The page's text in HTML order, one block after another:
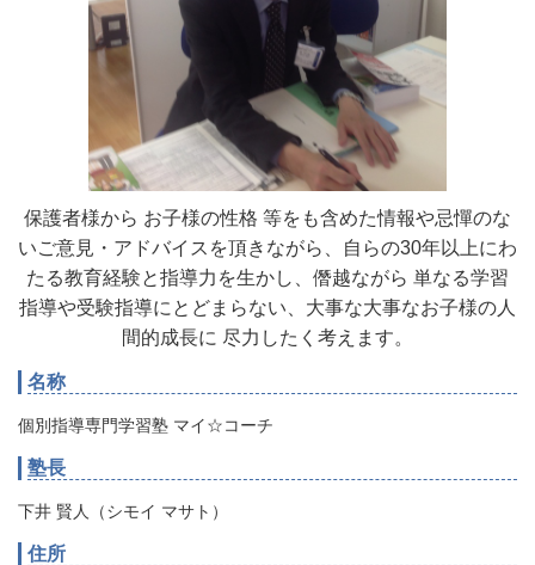
保護者様から お子様の性格 等をも含めた情報や忌憚のな
いご意見・アドバイスを頂きながら、自らの30年以上にわ
たる教育経験と指導力を生かし、僭越ながら 単なる学習
指導や受験指導にとどまらない、大事な大事なお子様の人
間的成長に 尽力したく考えます。
名称
個別指導専門学習塾 マイ☆コーチ
塾長
下井 賢人（シモイ マサト）
住所